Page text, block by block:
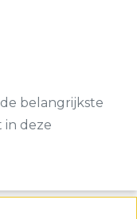
belangrijkste
in deze